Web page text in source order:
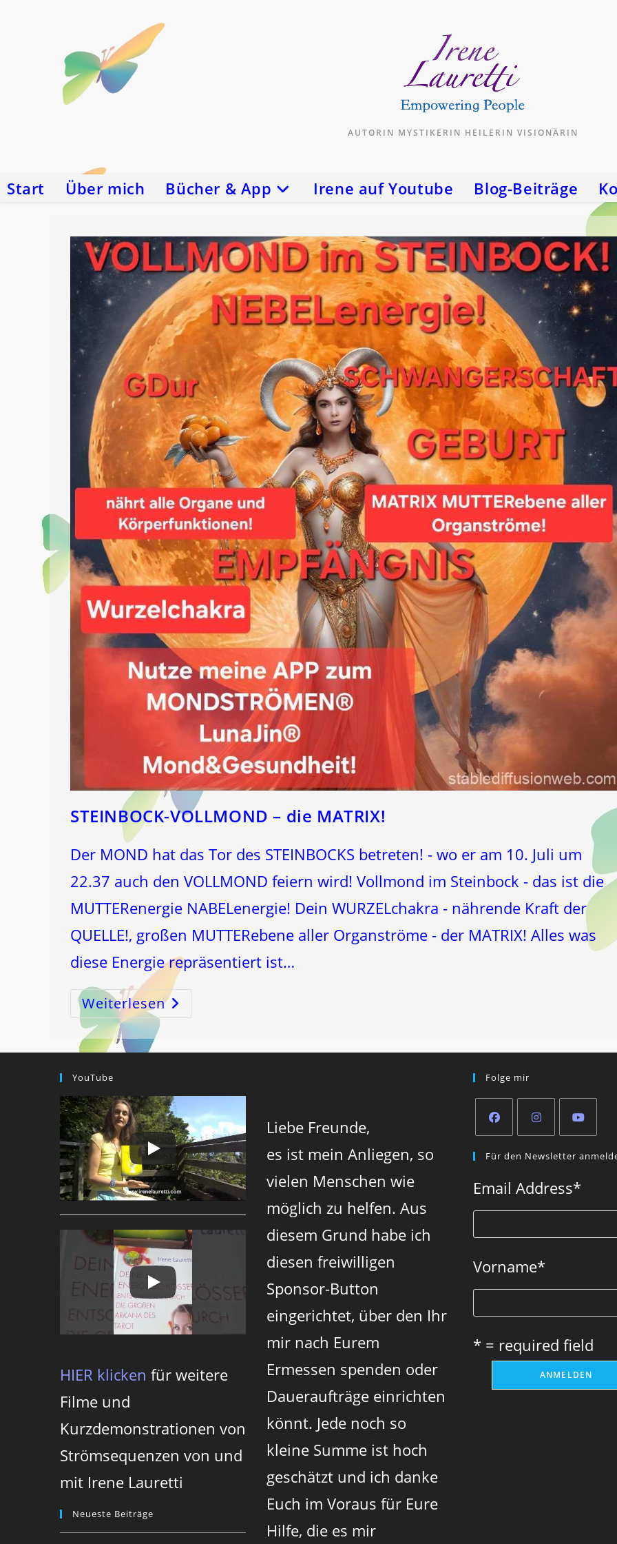
AUTORIN MYSTIKERIN HEILERIN VISIONÄRIN
Start Über mich Bücher & App Irene auf Youtube Blog-Beiträge
STEINBOCK-VOLLMOND – die MATRIX!
Der MOND hat das Tor des STEINBOCKS betreten! - wo er am 10. Juli um
22.37 auch den VOLLMOND feiern wird! Vollmond im Steinbock - das ist die
MUTTERenergie NABELenergie! Dein WURZELchakra - nährende Kraft der
QUELLE!, großen MUTTERebene aller Organströme - der MATRIX! Alles was
diese Energie repräsentiert ist…
WeiterlesenSTEINBOCK-
VOLLMOND
–
YouTube
HIER klicken für weitere
Filme und
Kurzdemonstrationen von
Strömsequenzen von und
mit Irene Lauretti
Neueste Beiträge
Liebe Freunde,
es ist mein Anliegen, so
vielen Menschen wie
möglich zu helfen. Aus
diesem Grund habe ich
diesen freiwilligen
Sponsor-Button
eingerichtet, über den Ihr
mir nach Eurem
Ermessen spenden oder
Daueraufträge einrichten
könnt. Jede noch so
kleine Summe ist hoch
geschätzt und ich danke
Euch im Voraus für Eure
Hilfe, die es mir
Folge mir
in
new
tab
in
new
tab
in
new
tab
Für den Newsletter
Email Address*
Vorname*
* = required field